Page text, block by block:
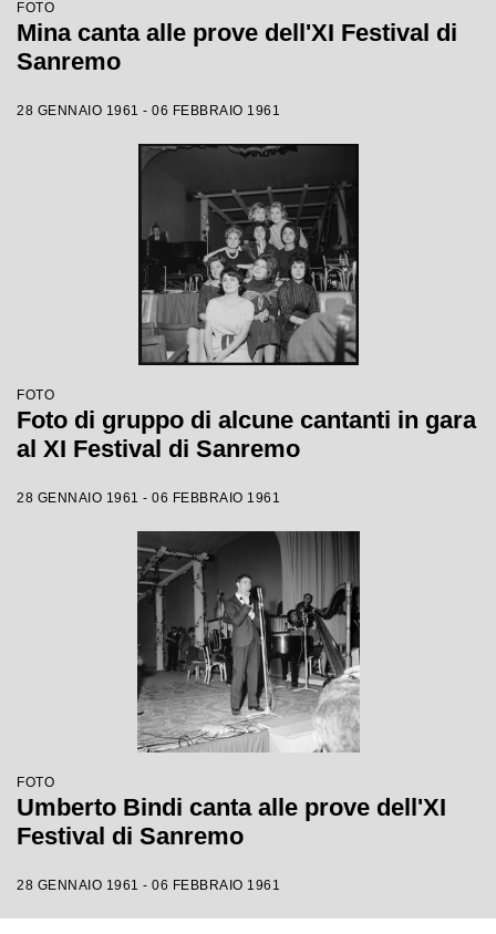
FOTO
Mina canta alle prove dell'XI Festival di
Sanremo
28 GENNAIO 1961 - 06 FEBBRAIO 1961
FOTO
Foto di gruppo di alcune cantanti in gara
al XI Festival di Sanremo
28 GENNAIO 1961 - 06 FEBBRAIO 1961
FOTO
Umberto Bindi canta alle prove dell'XI
Festival di Sanremo
28 GENNAIO 1961 - 06 FEBBRAIO 1961